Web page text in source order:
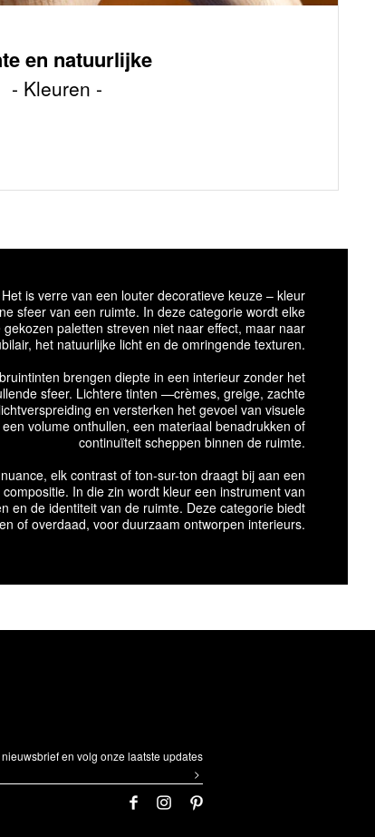
en natuurlijke
Kleuren
is verre van een louter decoratieve keuze – kleur
sfeer van een ruimte. In deze categorie wordt elke
paletten streven niet naar effect, maar naar
het natuurlijke licht en de omringende texturen.
brengen diepte in een interieur zonder het
sfeer. Lichtere tinten —crèmes, greige, zachte
en versterken het gevoel van visuele
volume onthullen, een materiaal benadrukken of
continuïteit scheppen binnen de ruimte.
elk contrast of ton-sur-ton draagt bij aan een
In die zin wordt kleur een instrument van
en de identiteit van de ruimte. Deze categorie biedt
of overdaad, voor duurzaam ontworpen interieurs.
en volg onze laatste updates